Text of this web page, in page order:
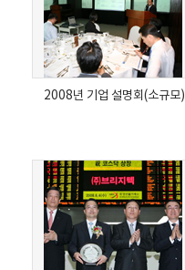
2008년 기업 설명회(소규모)